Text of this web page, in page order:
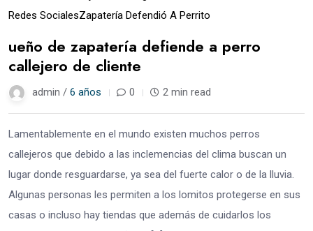
Redes SocialesZapatería Defendió A Perrito
ueño de zapatería defiende a perro
callejero de cliente
admin / 6 años 0 2 min read
Lamentablemente en el mundo existen muchos perros
callejeros que debido a las inclemencias del clima buscan un
lugar donde resguardarse, ya sea del fuerte calor o de la lluvia.
Algunas personas les permiten a los lomitos protegerse en sus
casas o incluso hay tiendas que además de cuidarlos los